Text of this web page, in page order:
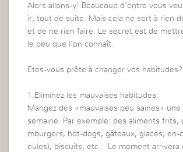
Alors allons-y! Beaucoup d’entre vous
ir, tout de suite. Mais cela ne sert à rien
et de ne rien faire. Le secret est de
le peu que l’on connaît.
Etes-vous prête à changer vos habitudes?
1.Eliminez les mauvaises habitudes:
Mangez des «mauvaises peu saines»
semaine. Par exemple: des aliments frits,
mburgers, hot-dogs, gâteaux, glaces, en-
eules), biscuits, etc… Le moment arrivera